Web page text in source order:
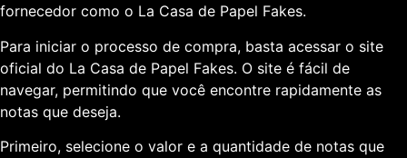
fornecedor como o La Casa de Papel Fakes.
Para iniciar o processo de compra, basta acessar o site
oficial do La Casa de Papel Fakes. O site é fácil de
navegar, permitindo que você encontre rapidamente as
notas que deseja.
Primeiro, selecione o valor e a quantidade de notas que